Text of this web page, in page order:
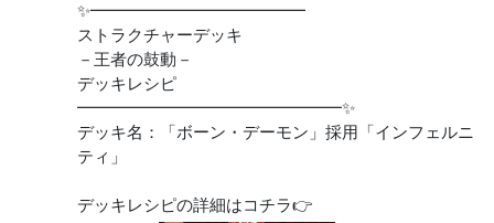
✨━━━━━━━━━━━━━
ストラクチャーデッキ
－王者の鼓動－
デッキレシピ
━━━━━━━━━━━━━━━━✨
デッキ名：「ボーン・デーモン」採用「インフェルニ
ティ」
デッキレシピの詳細はコチラ👉